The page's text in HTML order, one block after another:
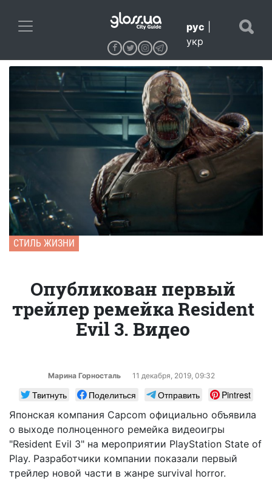
рус
укр
СТИЛЬ ЖИЗНИ
Опубликован первый
трейлер ремейка Resident
Evil 3. Видео
Марина Горносталь 11 декабря, 2019, 09:32
Твитнуть Поделиться Отправить
Pintrest
Японская компания Capcom официально объявила
о выходе полноценного ремейка видеоигры
"Resident Evil 3" на мероприятии PlayStation State of
Play. Разработчики компании показали первый
трейлер новой части в жанре survival horror.